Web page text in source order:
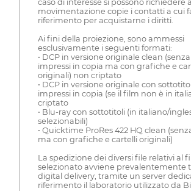
caso di interesse si possono richiedere
movimentazione copie i contatti a cui
riferimento per acquistarne i diritti.
Ai fini della proiezione, sono ammessi
esclusivamente i seguenti formati:
• DCP in versione originale clean
impressi in copia ma con grafiche e
originali) non criptato
• DCP in versione originale con
impressi in copia (se il film non è in
criptato
• Blu-ray con sottotitoli (in italiano/
selezionabili)
• Quicktime ProRes 422 HQ clean
ma con grafiche e cartelli originali)
La spedizione dei diversi file relativi al
selezionato avviene prevalentemente
digital delivery, tramite un server
riferimento il laboratorio utilizzato da